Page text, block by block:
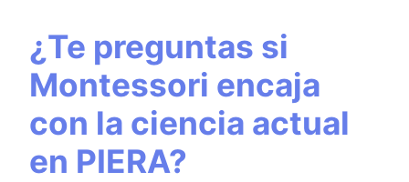
¿Te preguntas si
Montessori encaja
con la ciencia actual
en PIERA?